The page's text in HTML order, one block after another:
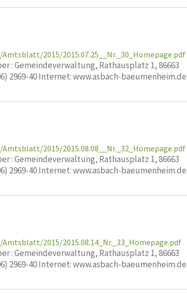
2015/2015.07.25__Nr._30_Homepage.pdf
: Gemeindeverwaltung, Rathausplatz 1, 86663
2969-40 Internet: www.asbach-baeumenheim.de
2015/2015.08.08__Nr._32_Homepage.pdf
: Gemeindeverwaltung, Rathausplatz 1, 86663
2969-40 Internet: www.asbach-baeumenheim.de
2015/2015.08.14_Nr._33_Homepage.pdf
: Gemeindeverwaltung, Rathausplatz 1, 86663
2969-40 Internet: www.asbach-baeumenheim.de